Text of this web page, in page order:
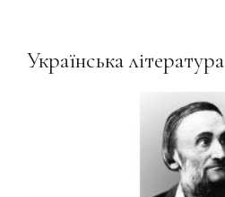
Українська література